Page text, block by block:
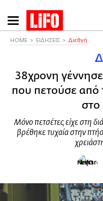
Παράκαμψη
προς
HOME ΕΙΔΗΣΕΙΣ Διεθνή
38χρονη
που πετούσε από
στο
Μόνο πετσέτες είχε στη
βρέθηκε τυχαία στην